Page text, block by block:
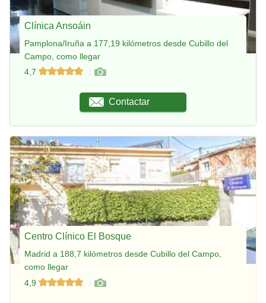
Clínica Ansoáin
Pamplona/Iruña a 177,19 kilómetros desde Cubillo del
Campo, como llegar
4,7
Contactar
Centro Clínico El Bosque
Madrid a 188,7 kilómetros desde Cubillo del Campo,
como llegar
4,9